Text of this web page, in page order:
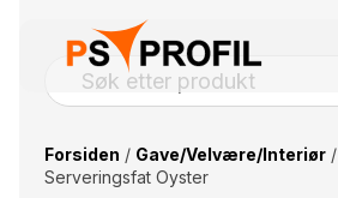
Forsiden / Gave/Velvære/Interiør/
Serveringsfat Oyster